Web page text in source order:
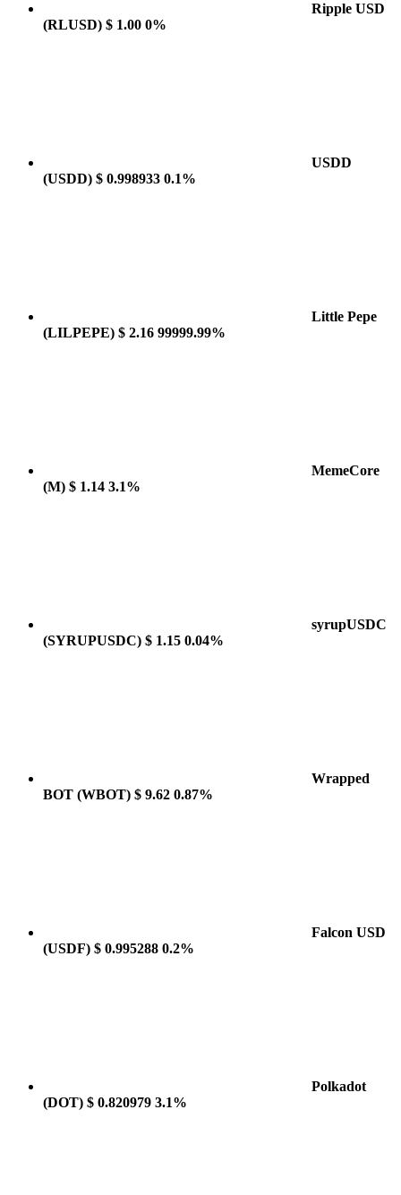
Ripple USD
(RLUSD) $ 1.00 0%
USDD
(USDD) $ 0.998933 0.1%
Little Pepe
(LILPEPE) $ 2.16 99999.99%
MemeCore
(M) $ 1.14 3.1%
syrupUSDC
(SYRUPUSDC) $ 1.15 0.04%
Wrapped
BOT (WBOT) $ 9.62 0.87%
Falcon USD
(USDF) $ 0.995288 0.2%
Polkadot
(DOT) $ 0.820979 3.1%